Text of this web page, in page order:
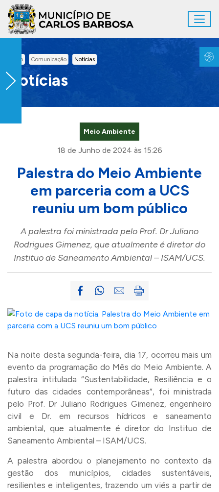
Ir para conteúdo principal
Inicio Comunicação Notícias
Notícias
Meio Ambiente
18 de Junho de 2024 às 15:26
Palestra do Meio Ambiente
em parceria com a UCS
reuniu um bom público
A palestra foi ministrada pelo Prof. Dr Juliano
Rodrigues Gimenez, que atualmente é diretor do
Instituo de Saneamento Ambiental – ISAM/UCS.
Na noite desta segunda-feira, dia 17, ocorreu mais um
evento da programação do Mês do Meio Ambiente. A
palestra intitulada “Sustentabilidade, Resiliência e o
futuro das cidades contemporâneas”, foi ministrada
pelo Prof. Dr Juliano Rodrigues Gimenez, engenheiro
civil e Dr. em recursos hídricos e saneamento
ambiental, que atualmente é diretor do Instituo de
Saneamento Ambiental – ISAM/UCS.
A palestra abordou o planejamento no contexto da
gestão dos municípios, cidades sustentáveis,
resilientes e inteligentes, trazendo um viés a partir de